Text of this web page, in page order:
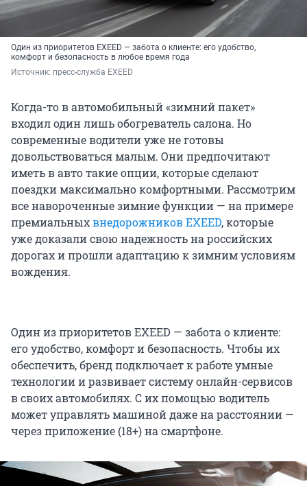
Один из приоритетов EXEED — забота о клиенте: его удобство,
комфорт и безопасность в любое время года
Источник: пресс-служба EXEED
Когда-то в автомобильный «зимний пакет»
входил один лишь обогреватель салона. Но
современные водители уже не готовы
довольствоваться малым. Они предпочитают
иметь в авто такие опции, которые сделают
поездки максимально комфортными. Рассмотрим
все навороченные зимние функции — на примере
премиальныхвнедорожников EXEED, которые
уже доказали свою надежность на российских
дорогах и прошли адаптацию к зимним условиям
вождения.
Один из приоритетов EXEED — забота о клиенте:
его удобство, комфорт и безопасность. Чтобы их
обеспечить, бренд подключает к работе умные
технологии и развивает систему онлайн-сервисов
в своих автомобилях. С их помощью водитель
может управлять машиной даже на расстоянии —
через приложение (18+) на смартфоне.